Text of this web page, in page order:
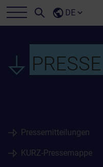
DE
PRESSE
Pressemitteilungen
KURZ-Pressemappe